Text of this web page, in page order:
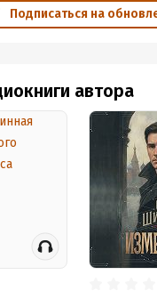
Подписаться на
автора